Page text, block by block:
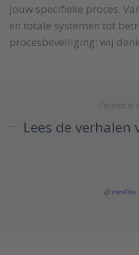
jouw specifieke proces.
en totale systemen tot
procesbeveiliging: wij
Farmacie
Lees de verhalen